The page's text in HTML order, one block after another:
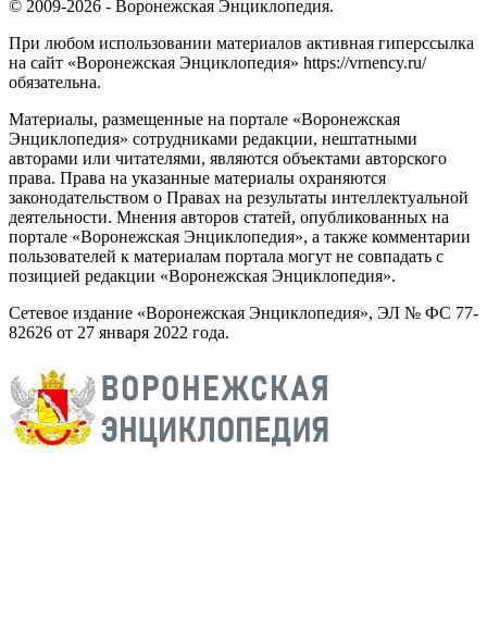
© 2009-2026 - Воронежская Энциклопедия.
При любом использовании материалов активная гиперссылка
на сайт «Воронежская Энциклопедия» https://vrnency.ru/
обязательна.
Материалы, размещенные на портале «Воронежская
Энциклопедия» сотрудниками редакции, нештатными
авторами или читателями, являются объектами авторского
права. Права на указанные материалы охраняются
законодательством о Правах на результаты интеллектуальной
деятельности. Мнения авторов статей, опубликованных на
портале «Воронежская Энциклопедия», а также комментарии
пользователей к материалам портала могут не совпадать с
позицией редакции «Воронежская Энциклопедия».
Сетевое издание «Воронежская Энциклопедия», ЭЛ № ФС 77-
82626 от 27 января 2022 года.